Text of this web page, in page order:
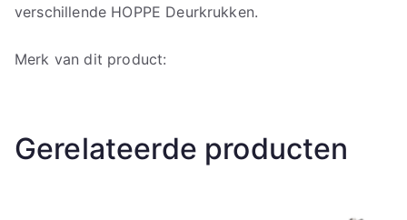
verschillende HOPPE Deurkrukken.
Merk van dit product:
Gerelateerde producten